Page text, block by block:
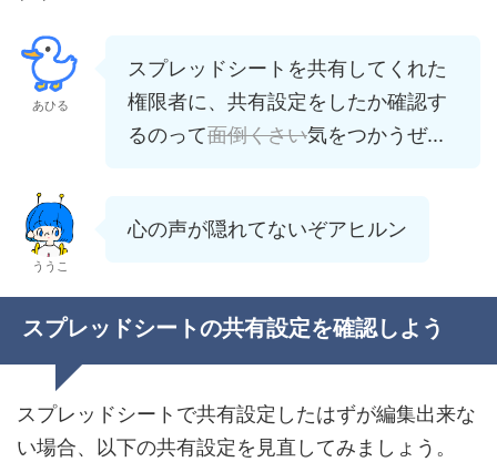
あひる
スプレッドシートを共有してくれた
権限者に、共有設定をしたか確認す
るのって面倒くさい気をつかうぜ...
ううこ
心の声が隠れてないぞアヒルン
スプレッドシートの共有設定を確認しよう
スプレッドシートで共有設定したはずが編集出来な
い場合、以下の共有設定を見直してみましょう。